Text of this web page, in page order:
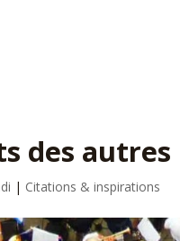
des autres
| Citations & inspirations